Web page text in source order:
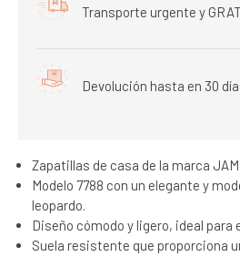
Transporte urgente y
Devolución hasta en 30
Zapatillas de casa de la marca JAM.
Modelo 7788 con un elegante y
leopardo.
Diseño cómodo y ligero, ideal para
Suela resistente que proporciona